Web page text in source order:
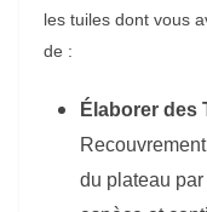
les tuiles dont vous
de :
Élaborer des
du plateau